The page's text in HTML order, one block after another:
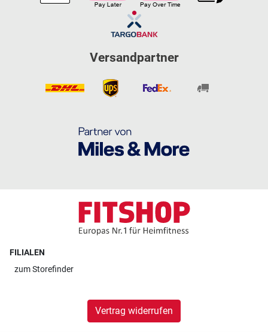
Versandpartner
FILIALEN
zumStorefinder
Vertrag widerrufen